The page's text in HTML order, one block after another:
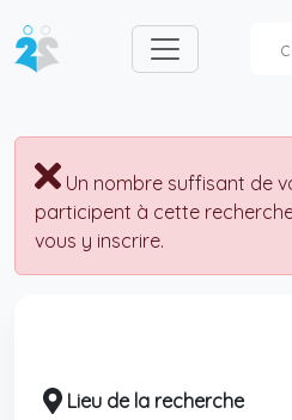
Un nombre suffisant de
participent à cette
vous y inscrire.
Lieu de la recherche